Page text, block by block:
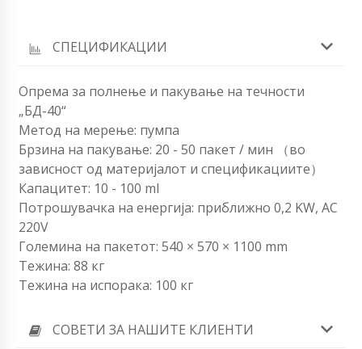
СПЕЦИФИКАЦИИ
Опрема за полнење и пакување на течности
„БД-40“
Метод на мерење: пумпа
Брзина на пакување: 20 - 50 пакет / мин （во
зависност од материјалот и спецификациите）
Капацитет: 10 - 100 ml
Потрошувачка на енергија: приближно 0,2 KW, AC
220V
Големина на пакетот: 540 × 570 × 1100 mm
Тежина: 88 кг
Тежина на испорака: 100 кг
СОВЕТИ ЗА НАШИТЕ КЛИЕНТИ